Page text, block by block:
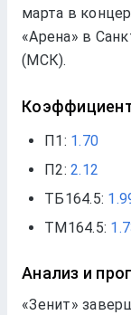
марта в
«Арена» в
(МСК).
П1: 1.70
П2: 2.12
ТБ164.5:
ТМ164.5:
Анализ и
«Зенит»